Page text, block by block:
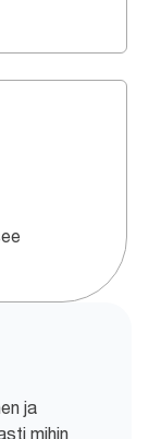
ja
mihin